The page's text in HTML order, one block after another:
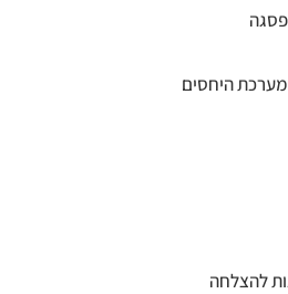
מערכת היחסים
להצלחה